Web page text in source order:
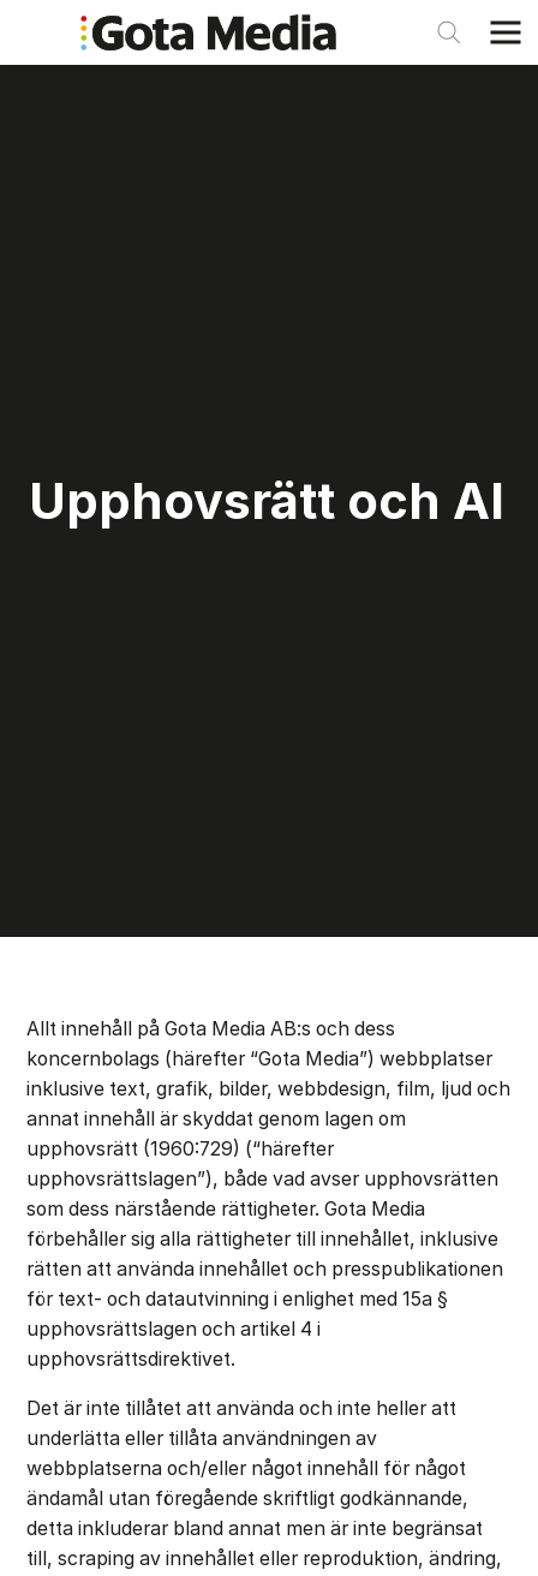
Upphovsrätt och AI
Allt innehåll på Gota Media AB:s och dess
koncernbolags (härefter “Gota Media”) webbplatser
inklusive text, grafik, bilder, webbdesign, film, ljud och
annat innehåll är skyddat genom lagen om
upphovsrätt (1960:729) (“härefter
upphovsrättslagen”), både vad avser upphovsrätten
som dess närstående rättigheter. Gota Media
förbehåller sig alla rättigheter till innehållet, inklusive
rätten att använda innehållet och presspublikationen
för text- och datautvinning i enlighet med 15a §
upphovsrättslagen och artikel 4 i
upphovsrättsdirektivet.
Det är inte tillåtet att använda och inte heller att
underlätta eller tillåta användningen av
webbplatserna och/eller något innehåll för något
ändamål utan föregående skriftligt godkännande,
detta inkluderar bland annat men är inte begränsat
till, scraping av innehållet eller reproduktion, ändring,